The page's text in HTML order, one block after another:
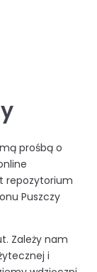
prośbą o
repozytorium
Puszczy
Zależy nam
i